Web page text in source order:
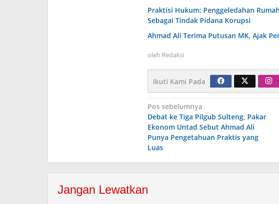
Praktisi Hukum: Penggeledahan
Sebagai Tindak Pidana Korupsi
Ahmad Ali Terima Putusan MK, Ajak
oleh Redaksi
Ikuti Kami Pada
Navigasi
pos
Pos sebelumnya
Debat ke Tiga Pilgub Sulteng, Pakar
Ekonom Untad Sebut Ahmad Ali
Punya Pengetahuan Praktis yang
Luas
Jangan Lewatkan